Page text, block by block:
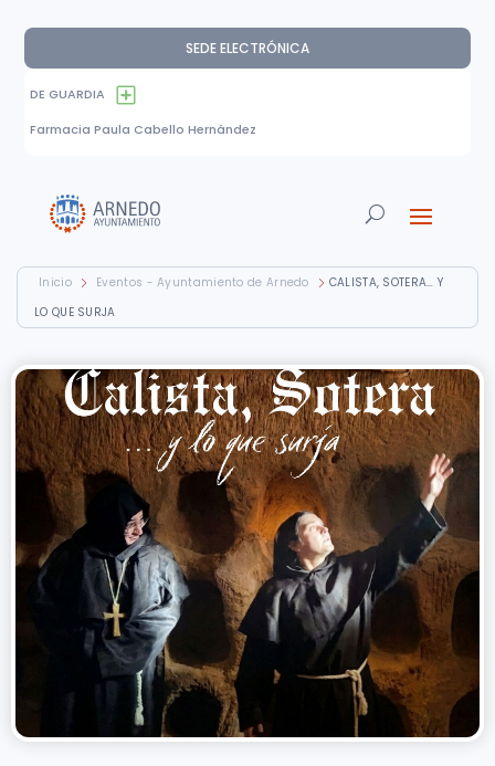
SEDE ELECTRÓNICA
DE GUARDIA
Farmacia Paula Cabello Hernández
Inicio Eventos - Ayuntamiento de Arnedo
CALISTA, SOTERA… Y
LO QUE SURJA